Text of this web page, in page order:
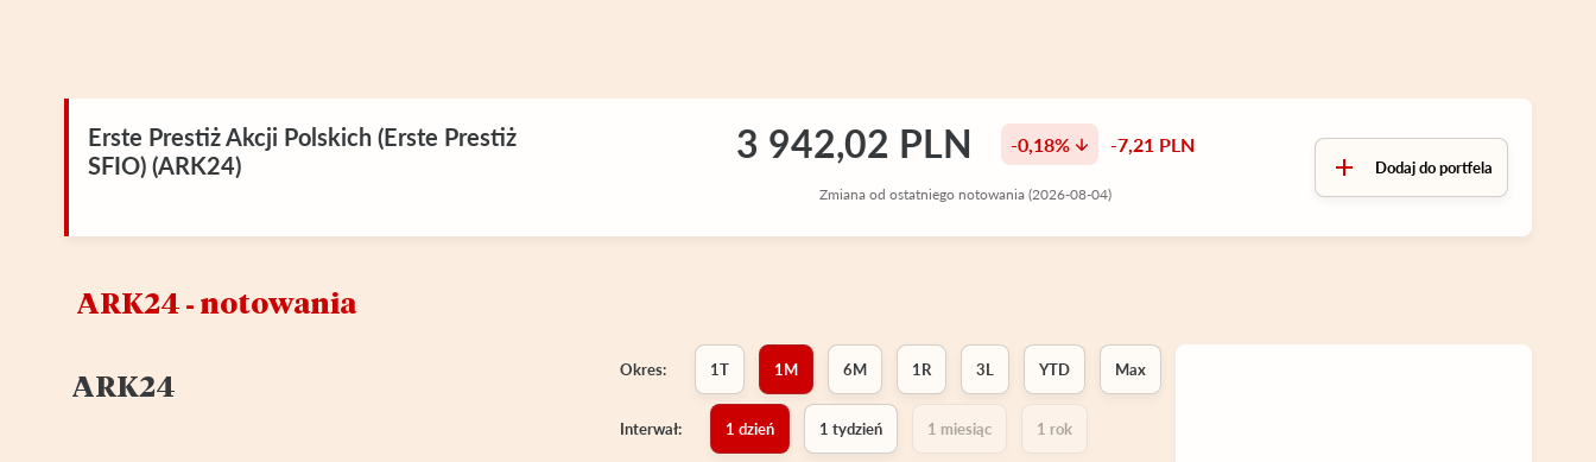
Erste Prestiż Akcji Polskich (Erste Prestiż
SFIO) (ARK24)
3 942,02 PLN -0,18% -7,21 PLN
Zmiana od ostatniego notowania (2026-08-04)
Dodaj do portfela
ARK24 ‑ notowania
ARK24 Okres: 1T 1M 6M 1R 3L YTD Max
Interwał: 1 dzień 1 tydzień 1 miesiąc 1 rok